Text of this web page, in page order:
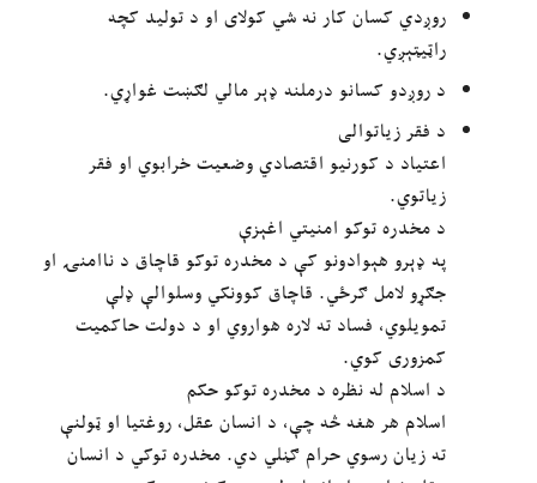
روږدي کسان کار نه شي کولای او د تولید کچه
راټیټېږي.
د روږدو کسانو درملنه ډېر مالي لګښت غواړي.
د فقر زیاتوالی
اعتیاد د کورنیو اقتصادي وضعیت خرابوي او فقر
زیاتوي.
د مخدره توکو امنیتي اغېزې
په ډېرو هېوادونو کې د مخدره توکو قاچاق د ناامنۍ او
جګړو لامل ګرځي. قاچاق کوونکي وسلوالې ډلې
تمویلوي، فساد ته لاره هواروي او د دولت حاکمیت
کمزوری کوي.
د اسلام له نظره د مخدره توکو حکم
اسلام هر هغه څه چې، د انسان عقل، روغتیا او ټولنې
ته زیان رسوي حرام ګڼلي دي. مخدره توکي د انسان